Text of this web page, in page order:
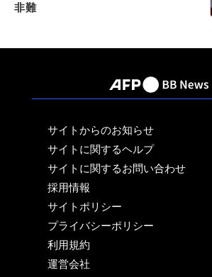
非難
サイトからのお知らせ
サイトに関するヘルプ
サイトに関するお問い合わせ
採用情報
サイトポリシー
プライバシーポリシー
利用規約
運営会社